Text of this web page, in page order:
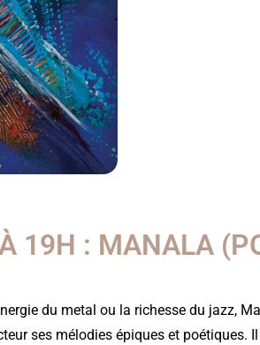
19H : MANALA
du metal ou la richesse du jazz,
ses mélodies épiques et poétiques.